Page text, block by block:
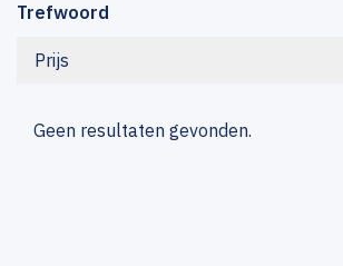
Trefwoord
Prijs
Geen resultaten gevonden.